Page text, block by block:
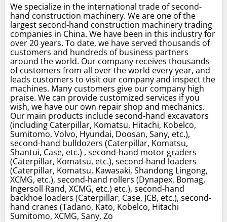
We specialize in the international trade of second-
hand construction machinery. We are one of the
largest second-hand construction machinery trading
companies in China. We have been in this industry for
over 20 years. To date, we have served thousands of
customers and hundreds of business partners
around the world. Our company receives thousands
of customers from all over the world every year, and
leads customers to visit our company and inspect the
machines. Many customers give our company high
praise. We can provide customized services if you
wish, we have our own repair shop and mechanics.
Our main products include second-hand excavators
(including Caterpillar, Komatsu, Hitachi, Kobelco,
Sumitomo, Volvo, Hyundai, Doosan, Sany, etc.),
second-hand bulldozers (Caterpillar, Komatsu,
Shantui, Case, etc.) , second-hand motor graders
(Caterpillar, Komatsu, etc.), second-hand loaders
(Caterpillar, Komatsu, Kawasaki, Shandong Lingong,
XCMG, etc.), second-hand rollers (Dynapex, Bomag,
Ingersoll Rand, XCMG, etc.) etc.), second-hand
backhoe loaders (Caterpillar, Case, JCB, etc.), second-
hand cranes (Tadano, Kato, Kobelco, Hitachi
Sumitomo, XCMG, Sany, Zo